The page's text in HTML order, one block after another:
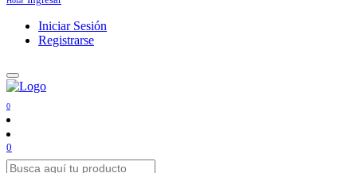
Iniciar Sesión
Registrarse
0
0